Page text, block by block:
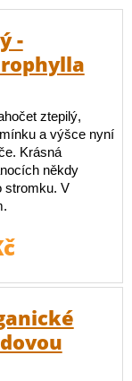
-
ztepilý,
a výšce nyní
Krásná
někdy
stromku. V